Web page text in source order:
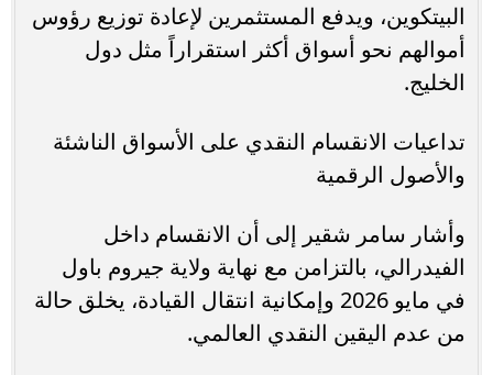
البيتكوين، ويدفع المستثمرين لإعادة توزيع رؤوس
أموالهم نحو أسواق أكثر استقراراً مثل دول
الخليج.
تداعيات الانقسام النقدي على الأسواق الناشئة
والأصول الرقمية
وأشار سامر شقير إلى أن الانقسام داخل
الفيدرالي، بالتزامن مع نهاية ولاية جيروم باول
في مايو 2026 وإمكانية انتقال القيادة، يخلق حالة
من عدم اليقين النقدي العالمي.